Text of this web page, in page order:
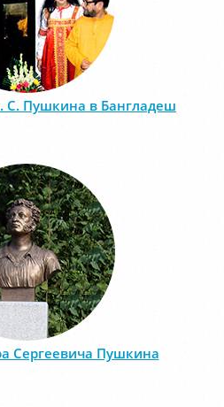
С. Пушкина в Бангладеш
Сергеевича Пушкина